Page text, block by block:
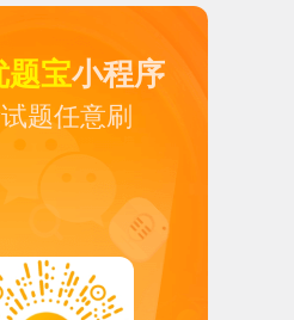
题宝小程序
题任意刷